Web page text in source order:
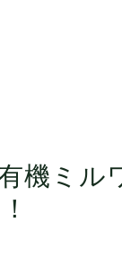
有機ミ